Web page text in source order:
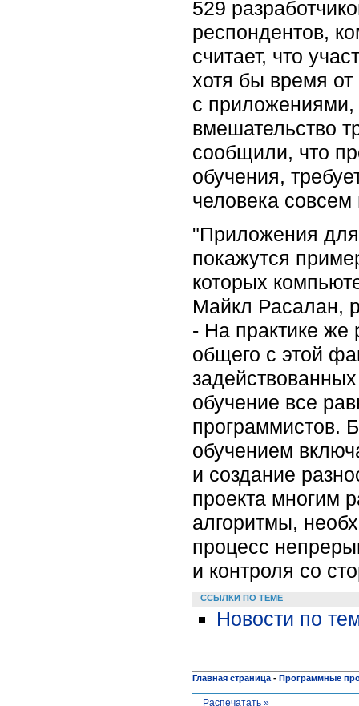
529
респондентов,
считает, что
хотя бы время
с
вмешательство
сообщили, что
обучения,
человека
"Приложения для
покажутся
которых
Майкл Расалан,
- На практике же
общего с этой
обучение все
программистов.
обучением
и создание
проекта многим
алгоритмы,
процесс
и контроля со
ССЫЛКИ ПО ТЕМЕ
Новости по
Главная страница - Программные
Распечатать »